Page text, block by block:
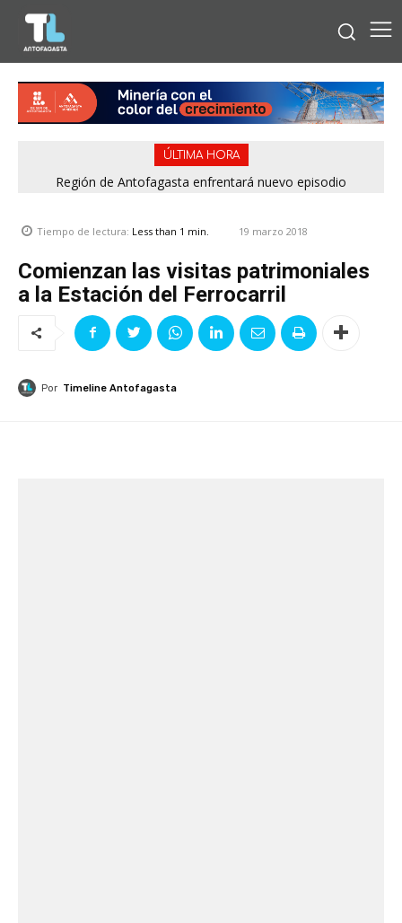
ÚLTIMA HORA
Región de Antofagasta enfrentará nuevo episodio
Tiempo de lectura: Less than 1 min. 19 marzo 2018
Comienzan las visitas patrimoniales
a la Estación del Ferrocarril
Por Timeline Antofagasta